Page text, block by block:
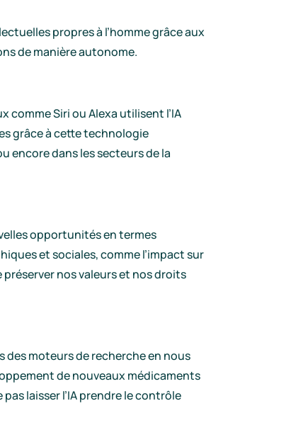
propres à l’homme grâce aux
de manière autonome.
comme Siri ou Alexa utilisent l’IA
grâce à cette technologie
encore dans les secteurs de la
opportunités en termes
et sociales, comme l’impact sur
préserver nos valeurs et nos droits
des moteurs de recherche en nous
de nouveaux médicaments
laisser l’IA prendre le contrôle